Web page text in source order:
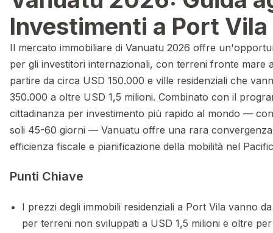
Investimenti a Port Vila
Il mercato immobiliare di Vanuatu 2026 offre
per gli investitori internazionali, con terreni fronte mare
partire da circa USD 150.000 e ville residenziali che
350.000 a oltre USD 1,5 milioni. Combinato con il
cittadinanza per investimento più rapido al mondo —
soli 45-60 giorni — Vanuatu offre una rara convergenza
efficienza fiscale e pianificazione della mobilità nel
Punti Chiave
I prezzi degli immobili residenziali a Port Vila vanno
per terreni non sviluppati a USD 1,5 milioni e oltre